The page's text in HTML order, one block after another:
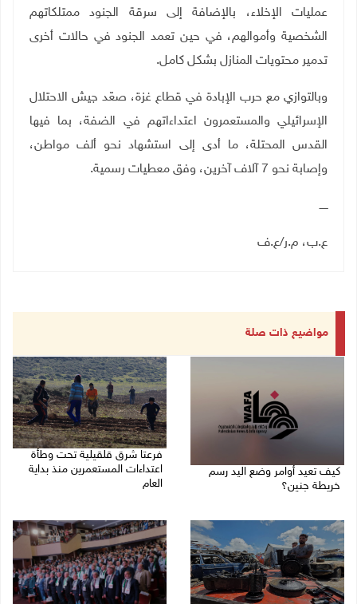
عمليات الإخلاء، بالإضافة إلى سرقة الجنود ممتلكاتهم
الشخصية وأموالهم، في حين تعمد الجنود في حالات أخرى
تدمير محتويات المنازل بشكل كامل.
وبالتوازي مع حرب الإبادة في قطاع غزة، صعّد جيش الاحتلال
الإسرائيلي والمستعمرون اعتداءاتهم في الضفة، بما فيها
القدس المحتلة، ما أدى إلى استشهاد نحو ألف مواطن،
وإصابة نحو 7 آلاف آخرين، وفق معطيات رسمية
.
ـــــ
ع.ب، م.ر/ع.ف
مواضيع ذات صلة
كيف تعيد أوامر وضع اليد رسم
خريطة جنين؟
فرعتا شرق قلقيلية تحت وطأة
اعتداءات المستعمرين منذ بداية
العام